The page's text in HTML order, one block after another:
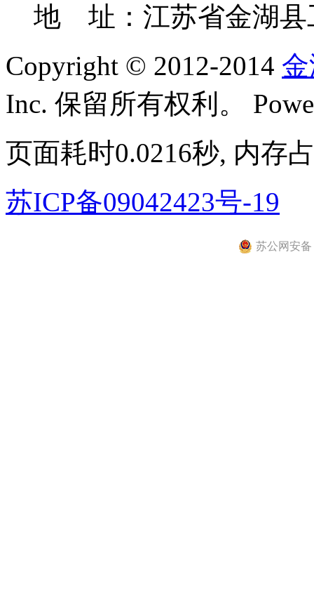
地 址：江苏省金湖县
Copyright © 2012-2014
Inc. 保留所有权利。
页面耗时0.0216秒, 内存
苏ICP备09042423号-19
苏公网安备